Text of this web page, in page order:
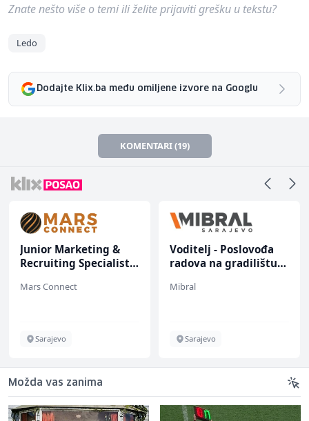
Znate nešto više o temi ili želite prijaviti grešku u tekstu?
Ledo
Dodajte Klix.ba među omiljene izvore na Googlu
KOMENTARI (19)
Junior Marketing &
Recruiting Specialist
Mars Connect
Sarajevo
Voditelj - Poslovođa
radova na gradilištu
Mibral
Sarajevo
Možda vas zanima